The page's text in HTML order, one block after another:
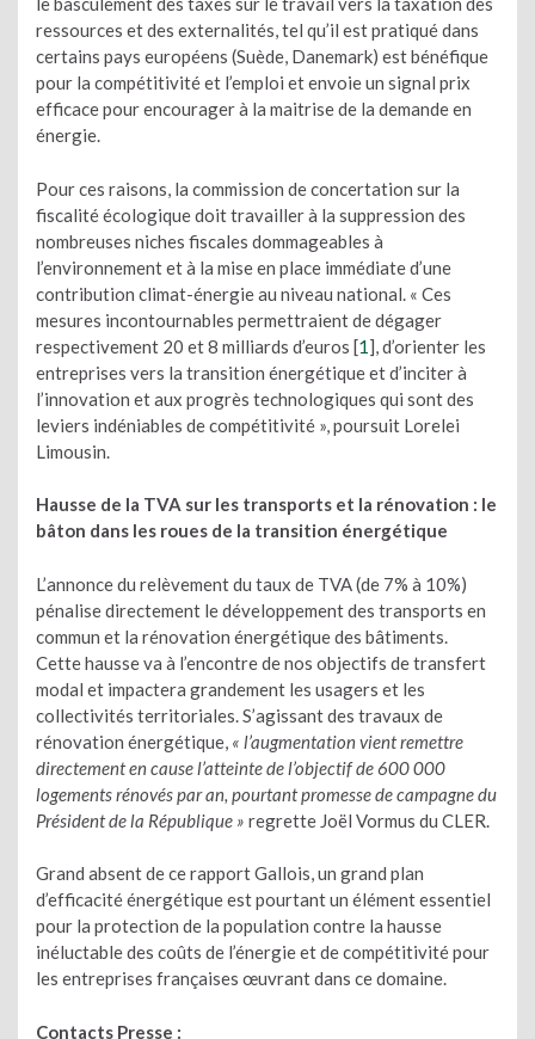
ressources et des externalités, tel qu’il est pratiqué dans
certains pays européens (Suède, Danemark) est bénéfique
pour la compétitivité et l’emploi et envoie un signal prix
efficace pour encourager à la maitrise de la demande en
énergie.
Pour ces raisons, la commission de concertation sur la
fiscalité écologique doit travailler à la suppression des
nombreuses niches fiscales dommageables à
l’environnement et à la mise en place immédiate d’une
contribution climat-énergie au niveau national. « Ces
mesures incontournables permettraient de dégager
respectivement 20 et 8 milliards d’euros [1], d’orienter les
entreprises vers la transition énergétique et d’inciter à
l’innovation et aux progrès technologiques qui sont des
leviers indéniables de compétitivité », poursuit Lorelei
Limousin.
Hausse de la TVA sur les transports et la rénovation : le
bâton dans les roues de la transition énergétique
L’annonce du relèvement du taux de TVA (de 7% à 10%)
pénalise directement le développement des transports en
commun et la rénovation énergétique des bâtiments.
Cette hausse va à l’encontre de nos objectifs de transfert
modal et impactera grandement les usagers et les
collectivités territoriales. S’agissant des travaux de
rénovation énergétique, « l’augmentation vient remettre
directement en cause l’atteinte de l’objectif de 600 000
logements rénovés par an, pourtant promesse de campagne du
Président de la République » regrette Joël Vormus du CLER.
Grand absent de ce rapport Gallois, un grand plan
d’efficacité énergétique est pourtant un élément essentiel
pour la protection de la population contre la hausse
inéluctable des coûts de l’énergie et de compétitivité pour
les entreprises françaises œuvrant dans ce domaine.
Contacts Presse :